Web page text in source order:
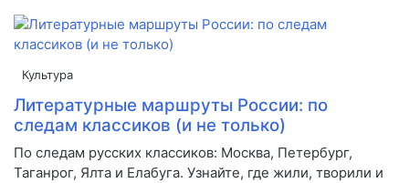
Культура
Литературные маршруты России: по
следам классиков (и не только)
По следам русских классиков: Москва, Петербург,
Таганрог, Ялта и Елабуга. Узнайте, где жили, творили и